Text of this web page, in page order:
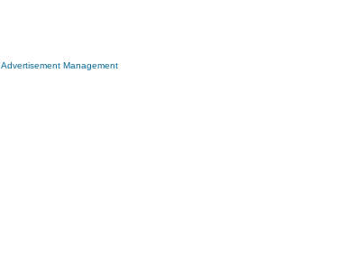
Advertisement Management